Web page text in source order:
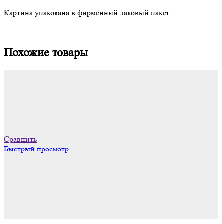
Картина упакована в фирменный лаковый пакет.
Похожие товары
Сравнить
Быстрый просмотр